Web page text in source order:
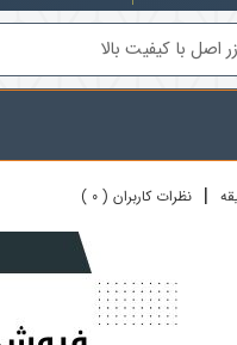
اصل با کیفیت بالا
| نظرات کاربران ( 0 )